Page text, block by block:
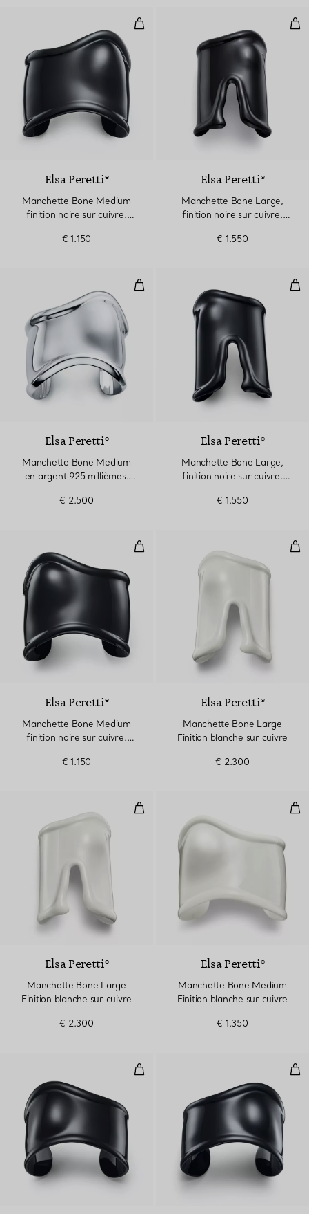
Manchette Bone Medium
Elsa Peretti®
Manchette Bone Medium
finition noire sur cuivre.
€ 1.150
Elsa Peretti®
Manchette Bone Large,
finition noire sur cuivre.
€ 1.550
Manchette Bone Medium en
Elsa Peretti®
Manchette Bone Medium
en argent 925 millièmes.
€ 2.500
Elsa Peretti®
Manchette Bone Large,
finition noire sur cuivre.
€ 1.550
Manchette Bone Medium
Elsa Peretti®
Manchette Bone Medium
finition noire sur cuivre.
€ 1.150
Elsa Peretti®
Manchette Bone Large
Finition blanche sur cuivre
€ 2.300
Manchette Bone Large Finition
Elsa Peretti®
Manchette Bone Large
Finition blanche sur cuivre
€ 2.300
Elsa Peretti®
Manchette Bone Medium
Finition blanche sur cuivre
€ 1.350
Manchette Bone Small, finition